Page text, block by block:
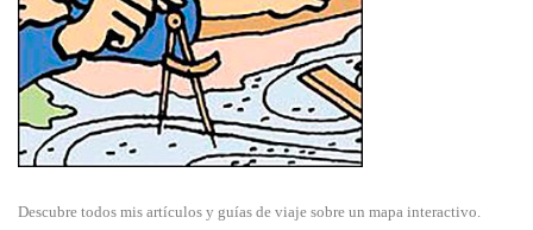
Descubre todos mis artículos y guías de viaje sobre un mapa interactivo.